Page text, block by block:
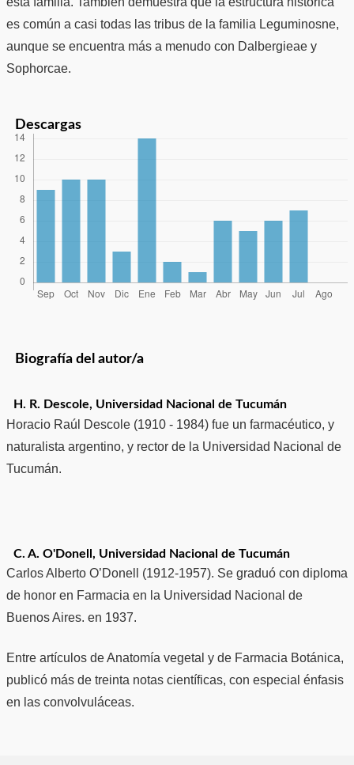
es común a casi todas las tribus de la familia Leguminosne,
aunque se encuentra más a menudo con Dalbergieae y
Sophorcae.
Descargas
Biografía del autor/a
H. R. Descole, Universidad Nacional de Tucumán
Horacio Raúl Descole (1910 - 1984) fue un farmacéutico, y
naturalista argentino, y rector de la Universidad Nacional de
Tucumán.
C. A. O'Donell, Universidad Nacional de Tucumán
Carlos Alberto O’Donell (1912-1957). Se graduó con diploma
de honor en Farmacia en la Universidad Nacional de
Buenos Aires. en 1937.
Entre artículos de Anatomía vegetal y de Farmacia Botánica,
publicó más de treinta notas científicas, con especial énfasis
en las convolvuláceas.